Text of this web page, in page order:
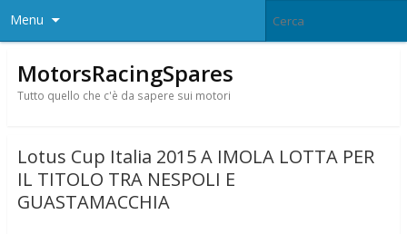
Menu
MotorsRacingSpares
Tutto quello che c'è da sapere sui motori
Lotus Cup Italia 2015 A IMOLA LOTTA PER
IL TITOLO TRA NESPOLI E
GUASTAMACCHIA